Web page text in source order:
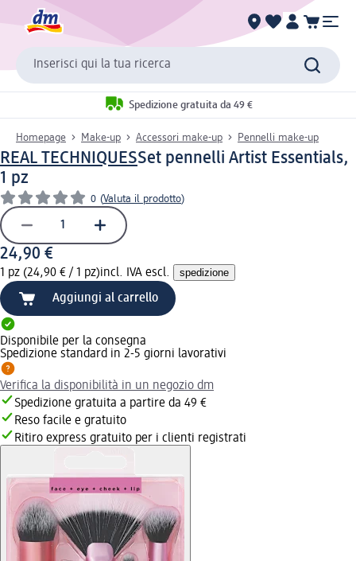
Inserisci qui la tua ricerca
Spedizione gratuita da 49 €
Homepage Make-up Accessori make-up Pennelli make-up
REAL TECHNIQUESSet pennelli Artist Essentials,
1 pz
0 (Valuta il prodotto)
24,90 €
1 pz (24,90 € / 1 pz)incl. IVA escl. spedizione
Aggiungi al carrello
Disponibile per la consegna
Spedizione standard in 2-5 giorni lavorativi
Verifica la disponibilità in un negozio dm
Spedizione gratuita a partire da 49 €
Reso facile e gratuito
Ritiro express gratuito per i clienti registrati